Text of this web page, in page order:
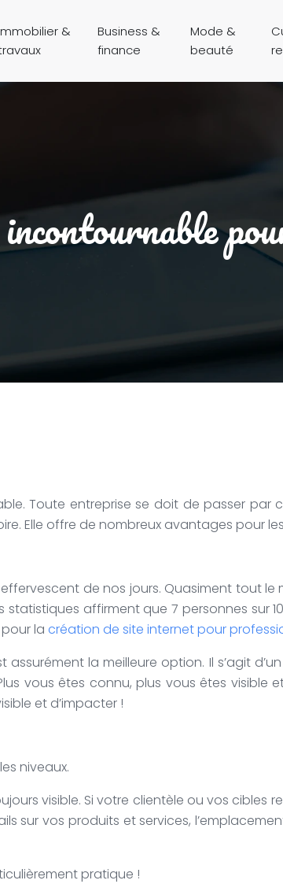
&
Business &
finance
Mode &
beauté
Toute entreprise se doit de passer par
Elle offre de nombreux avantages pour
de nos jours. Quasiment tout
affirment que 7 personnes sur
la création de site internet pour
la meilleure option. Il s’agit
vous êtes connu, plus vous êtes visible
et d’impacter !
niveaux.
visible. Si votre clientèle ou vos
sur vos produits et services,
pratique !